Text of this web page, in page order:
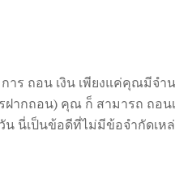
ร ถอน เงิน เพียงแค่คุณมีจ
ฝากถอน) คุณ ก็ สามารถ ถอ
น นี่เป็นข้อดีที่ไม่มีข้อจำกัดเห